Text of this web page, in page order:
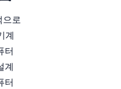
으로
계
터
계
터